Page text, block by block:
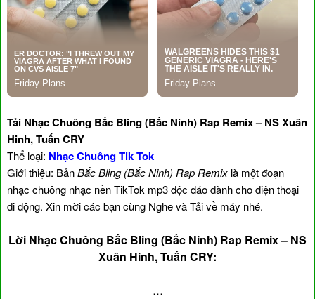
Tải Nhạc Chuông Bắc Bling (Bắc Ninh) Rap Remix – NS Xuân
Hinh, Tuấn CRY
Thể loại: Nhạc Chuông Tik Tok
Giới thiệu: BảnBắc Bling (Bắc Ninh) Rap Remix là một đoạn
nhạc chuông nhạc nền TikTok mp3 độc đáo dành cho điện thoại
di động. Xin mời các bạn cùng Nghe và Tải về máy nhé.
Lời Nhạc Chuông Bắc Bling (Bắc Ninh) Rap Remix – NS
Xuân Hinh, Tuấn CRY:
…